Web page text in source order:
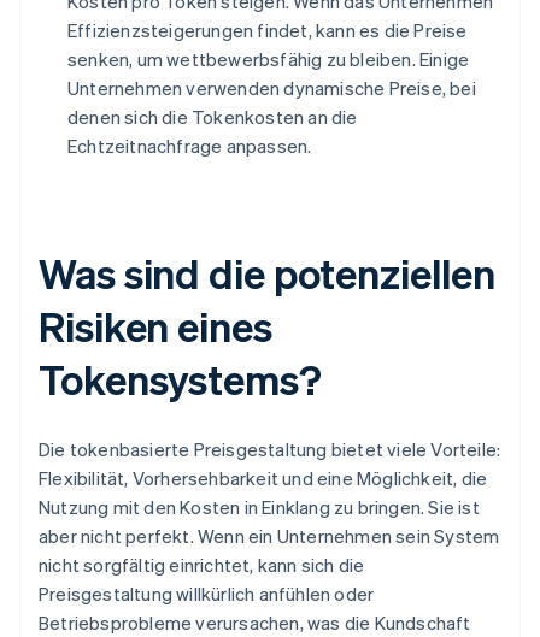
Effizienzsteigerungen findet, kann es die Preise
senken, um wettbewerbsfähig zu bleiben. Einige
Unternehmen verwenden dynamische Preise, bei
denen sich die Tokenkosten an die
Echtzeitnachfrage anpassen.
Was sind die potenziellen
Risiken eines
Tokensystems?
Die tokenbasierte Preisgestaltung bietet viele Vorteile:
Flexibilität, Vorhersehbarkeit und eine Möglichkeit, die
Nutzung mit den Kosten in Einklang zu bringen. Sie ist
aber nicht perfekt. Wenn ein Unternehmen sein System
nicht sorgfältig einrichtet, kann sich die
Preisgestaltung willkürlich anfühlen oder
Betriebsprobleme verursachen, was die Kundschaft